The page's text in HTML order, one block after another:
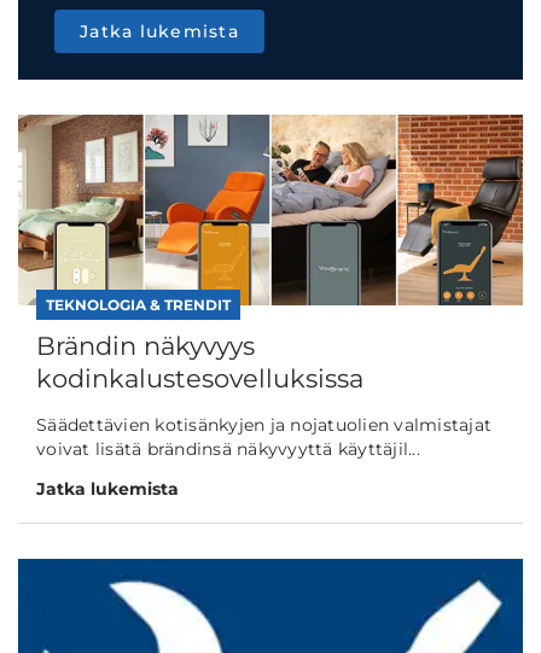
Jatka lukemista
TEKNOLOGIA & TRENDIT
Brändin näkyvyys
kodinkalustesovelluksissa
Säädettävien kotisänkyjen ja nojatuolien valmistajat
voivat lisätä brändinsä näkyvyyttä käyttäjil...
Jatka lukemista